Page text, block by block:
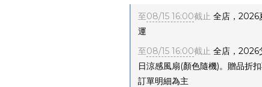
至08/15 16:00截止 全店，2026
運
至08/15 16:00截止 全店，2026
日涼感風扇(顏色隨機)。贈品折
訂單明細為主